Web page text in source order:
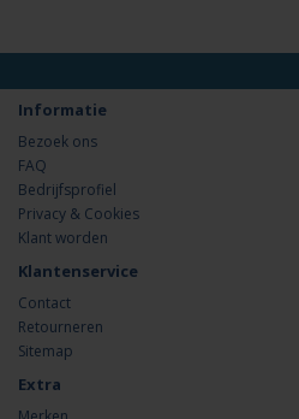
Informatie
Bezoek ons
FAQ
Bedrijfsprofiel
Privacy & Cookies
Klant worden
Klantenservice
Contact
Retourneren
Sitemap
Extra